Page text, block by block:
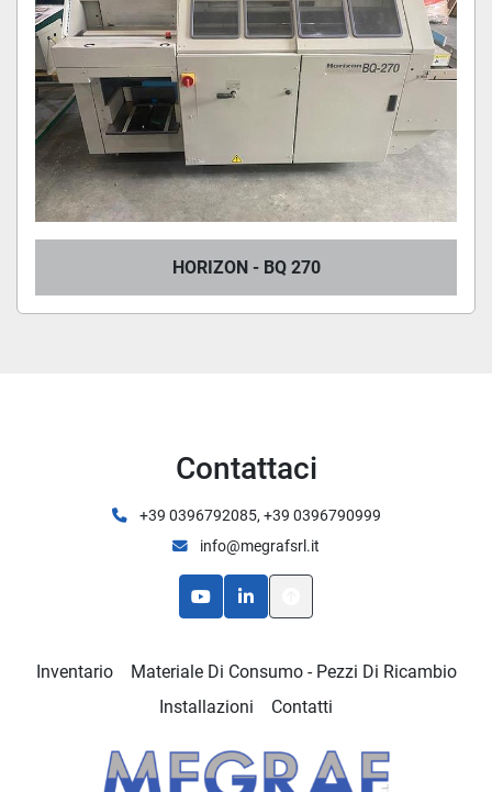
HORIZON - BQ 270
Contattaci
+39 0396792085, +39 0396790999
info@megrafsrl.it
youtubelinkedin
Inventario
Materiale Di Consumo - Pezzi Di Ricambio
Installazioni
Contatti